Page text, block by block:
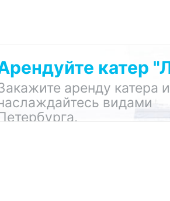
катер
аренду катера и
видами